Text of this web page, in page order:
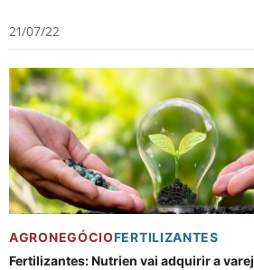
21/07/22
AGRONEGÓCIOFERTILIZANTES
Fertilizantes: Nutrien vai adquirir a